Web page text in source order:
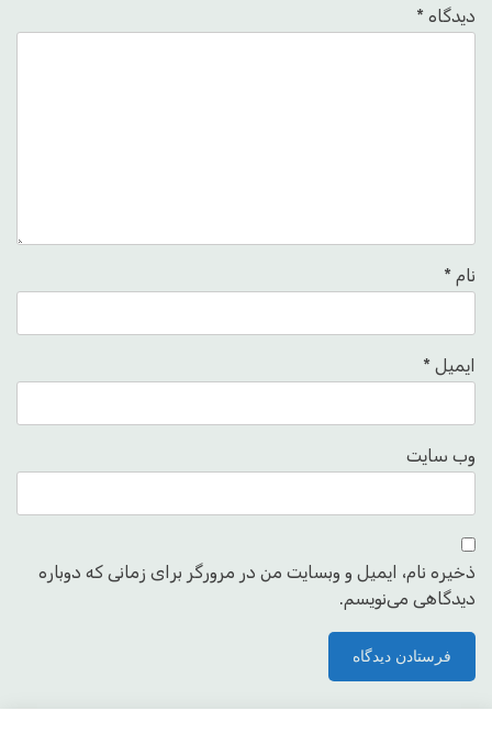
دیدگاه *
نام *
ایمیل *
وب‌ سایت
ذخیره نام، ایمیل و وبسایت من در مرورگر برای زمانی که دوباره
دیدگاهی می‌نویسم.